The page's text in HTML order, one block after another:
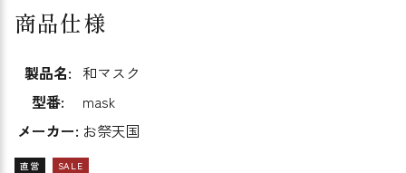
商品仕様
製品名: 和マスク
型番:
mask
メーカー: お祭天国
直営 SALE